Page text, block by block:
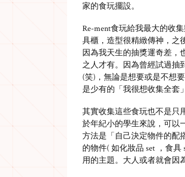
家的食玩擺設。
Re-ment食玩給我最大的收
具櫃，造型很精緻傳神，之
因為我天生的抽獎運奇差，
之人才有。因為曾經試過抽
(笑)，無論是想要或是不想
是少有的「我很想收集全套
其實收集這些食玩也不是只
於年紀小的學生來說，可以
方法是「自己決定物件的配
的物件( 如化妝品 set ，食
用的主題。大人或者就會因